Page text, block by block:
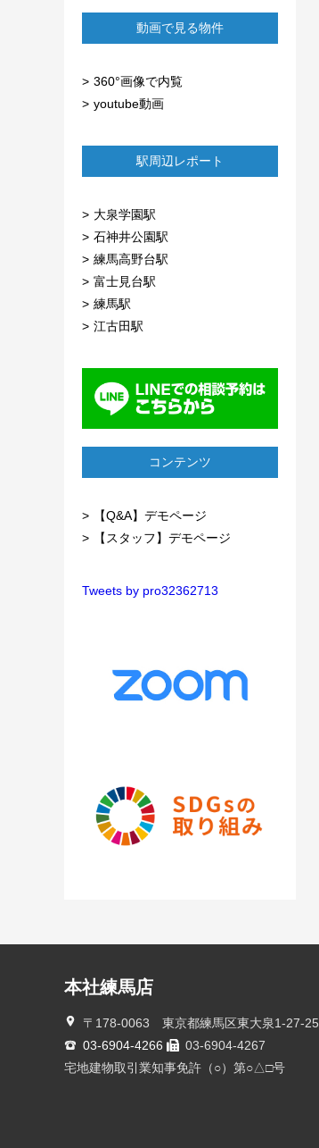
動画で見る物件
360°画像で内覧
youtube動画
駅周辺レポート
大泉学園駅
石神井公園駅
練馬高野台駅
富士見台駅
練馬駅
江古田駅
コンテンツ
【Q&A】デモページ
【スタッフ】デモページ
Tweets by pro32362713
本社練馬店
〒178-0063 東京都練馬区東大泉1-27-25
03-6904-4266
03-6904-4267
宅地建物取引業知事免許（○）第○△□号